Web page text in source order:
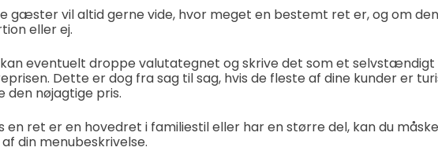
gæster vil altid gerne vide, hvor meget en bestemt ret er, og om
eller ej.
kan eventuelt droppe valutategnet og skrive det som et selvstændigt
Dette er dog fra sag til sag, hvis de fleste af dine kunder er
den nøjagtige pris.
en ret er en hovedret i familiestil eller har en større del, kan du
din menubeskrivelse.